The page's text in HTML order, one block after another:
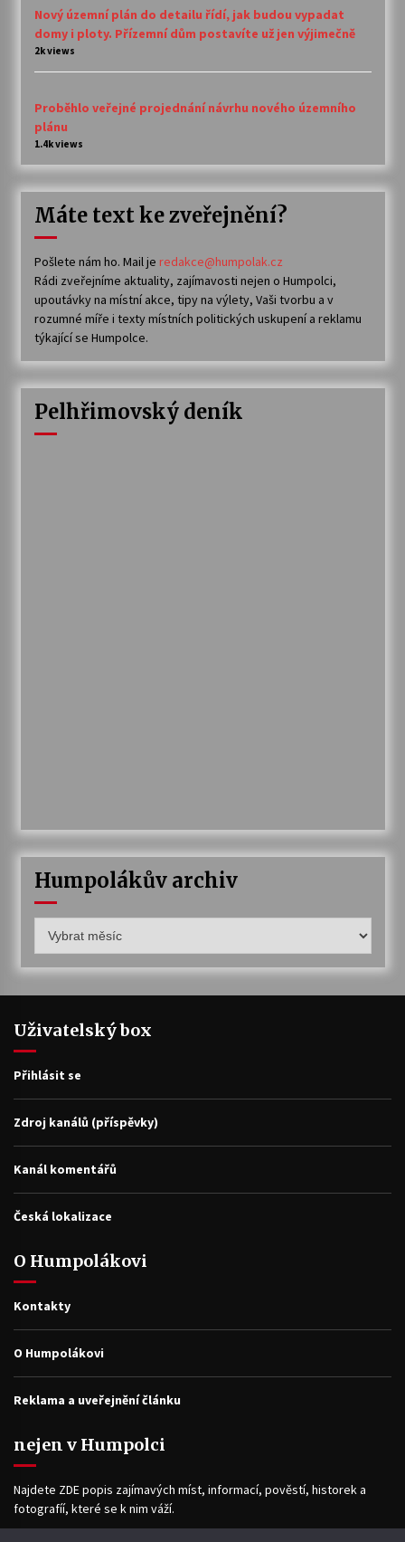
Nový územní plán do detailu řídí, jak budou vypadat
domy i ploty. Přízemní dům postavíte už jen výjimečně
2k views
Proběhlo veřejné projednání návrhu nového územního
plánu
1.4k views
Máte text ke zveřejnění?
Pošlete nám ho. Mail je redakce@humpolak.cz
Rádi zveřejníme aktuality, zajímavosti nejen o Humpolci,
upoutávky na místní akce, tipy na výlety, Vaši tvorbu a v
rozumné míře i texty místních politických uskupení a reklamu
týkající se Humpolce.
Pelhřimovský deník
Humpolákův archiv
archiv
Uživatelský box
Přihlásit se
Zdroj kanálů (příspěvky)
Kanál komentářů
Česká lokalizace
O Humpolákovi
Kontakty
O Humpolákovi
Reklama a uveřejnění článku
nejen v Humpolci
Najdete ZDE popis zajímavých míst, informací, pověstí, historek a
fotografíí, které se k nim váží.